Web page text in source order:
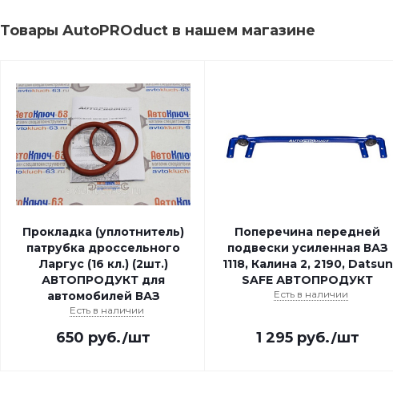
Товары AutoPROduct в нашем магазине
Прокладка (уплотнитель)
патрубка дроссельного
Ларгус (16 кл.) (2шт.)
АВТОПРОДУКТ для
автомобилей ВАЗ
Есть в наличии
650 руб./шт
Поперечина передней
подвески усиленная ВАЗ
1118, Калина 2, 2190, Datsun
SAFE АВТОПРОДУКТ
Есть в наличии
1 295руб./шт